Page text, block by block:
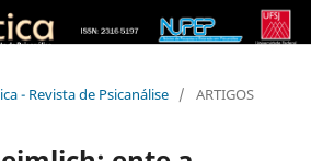
- Revista de Psicanálise / ARTIGOS